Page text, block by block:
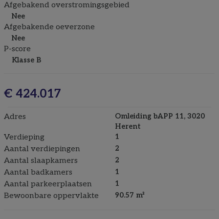
Afgebakend overstromingsgebied
Nee
Afgebakende oeverzone
Nee
P-score
Klasse B
€ 424.017
Adres
Omleiding bAPP 11, 3020
Herent
Verdieping 1
Aantal verdiepingen 2
Aantal slaapkamers 2
Aantal badkamers 1
Aantal parkeerplaatsen 1
Bewoonbare oppervlakte 90.57 m²